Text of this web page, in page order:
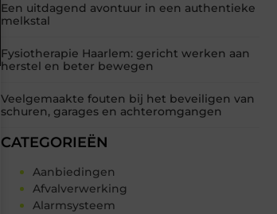
Een uitdagend avontuur in een authentieke
melkstal
Fysiotherapie Haarlem: gericht werken aan
herstel en beter bewegen
Veelgemaakte fouten bij het beveiligen van
schuren, garages en achteromgangen
CATEGORIEËN
Aanbiedingen
Afvalverwerking
Alarmsysteem